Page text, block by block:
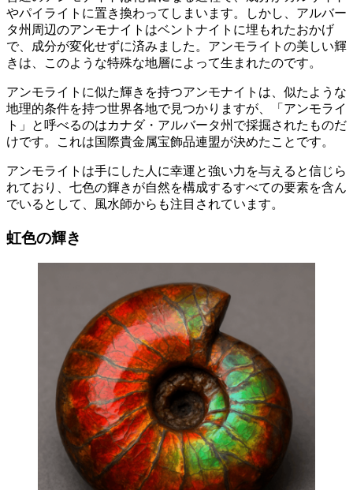
やパイライトに置き換わってしまいます。しかし、アルバー
タ州周辺のアンモナイトはベントナイトに埋もれたおかげ
で、成分が変化せずに済みました。アンモライトの美しい輝
きは、このような特殊な地層によって生まれたのです。
アンモライトに似た輝きを持つアンモナイトは、似たような
地理的条件を持つ世界各地で見つかりますが、「アンモライ
ト」と呼べるのはカナダ・アルバータ州で採掘されたものだ
けです。これは国際貴金属宝飾品連盟が決めたことです。
アンモライトは手にした人に幸運と強い力を与えると信じら
れており、七色の輝きが自然を構成するすべての要素を含ん
でいるとして、風水師からも注目されています。
虹色の輝き